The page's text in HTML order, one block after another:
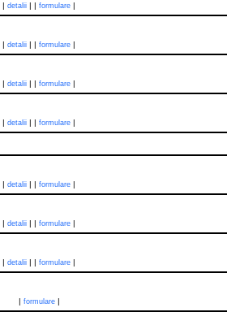
| detalii | | formulare |
| detalii | | formulare |
| detalii | | formulare |
| detalii | | formulare |
| detalii | | formulare |
| detalii | | formulare |
| detalii | | formulare |
| formulare|